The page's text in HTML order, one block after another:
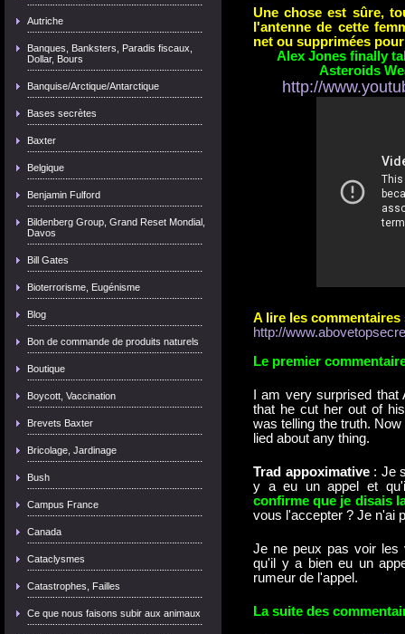
Autriche
Banques, Banksters, Paradis fiscaux,
Dollar, Bours
Banquise/Arctique/Antarctique
Bases secrètes
Baxter
Belgique
Benjamin Fulford
Bildenberg Group, Grand Reset Mondial,
Davos
Bill Gates
Bioterrorisme, Eugénisme
Blog
Bon de commande de produits naturels
Boutique
Boycott, Vaccination
Brevets Baxter
Bricolage, Jardinage
Bush
Campus France
Canada
Cataclysmes
Catastrophes, Failles
Ce que nous faisons subir aux animaux
Une chose est sûre,
l'antenne de cette
net ou supprimées
Alex Jones finally
Asteroids
http://
A lire les
http://
Le premier
I am very surprised
that he cut her out of
was telling the truth.
lied about any thing.
Trad appoximative: Je
y a eu un appel et
confirme que je disais
vous l'accepter ? Je n'ai
Je ne peux pas voir les
qu'il y a bien eu un
rumeur de l'appel.
La suite des